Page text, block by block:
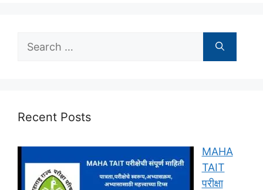
Search
Recent Posts
MAHA
TAIT
परीक्षा